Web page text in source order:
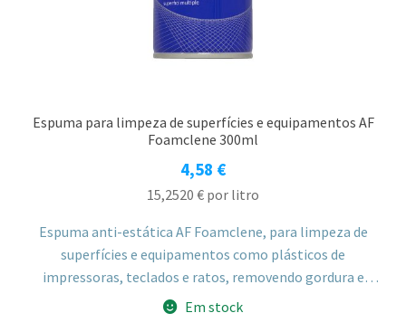
Espuma para limpeza de superfícies e equipamentos AF
Foamclene 300ml
4,58 €
15,2520 € por litro
Espuma anti-estática AF Foamclene, para limpeza de
superfícies e equipamentos como plásticos de
impressoras, teclados e ratos, removendo gordura e
sujidade e deixando um odor fresco. Não indicada para
Em stock